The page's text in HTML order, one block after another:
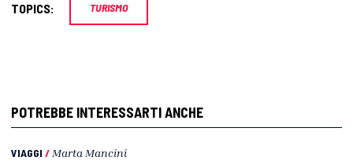
TOPICS: TURISMO
POTREBBE INTERESSARTI ANCHE
VIAGGI / Marta Mancini